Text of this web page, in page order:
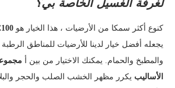
لغرفة الغسيل الخاصة بي؟
كنوع أكثر سمكا من الأرضيات ، هذا الخيار هو 100٪ مقاومة للماء
يجعله أفضل خيار لدينا للأرضيات للمناطق
والمطبخ والحمام. يمكنك الاختيار من بين أ
الأساليب يكرر مظهر الخشب الصلب والحجر